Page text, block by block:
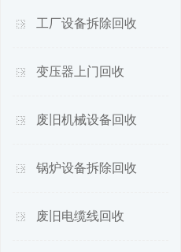
工厂设备拆除回收
变压器上门回收
废旧机械设备回收
锅炉设备拆除回收
废旧电缆线回收